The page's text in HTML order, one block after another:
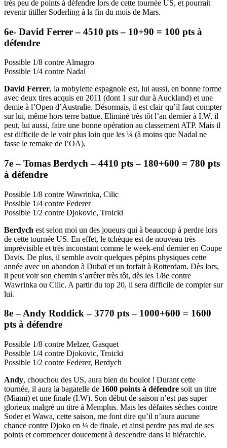
très peu de points à défendre lors de cette tournée US, et pourrait
revenir titiller Soderling à la fin du mois de Mars.
6e- David Ferrer – 4510 pts – 10+90 = 100 pts à
défendre
Possible 1/8 contre Almagro
Possible 1/4 contre Nadal
David Ferrer, la mobylette espagnole est, lui aussi, en bonne forme
avec deux tires acquis en 2011 (dont 1 sur dur à Auckland) et une
demie à l’Open d’Australie. Désormais, il est clair qu’il faut compter
sur lui, même hors terre battue. Eliminé très tôt l’an dernier à I.W, il
peut, lui aussi, faire une bonne opération au classement ATP. Mais il
est difficile de le voir plus loin que les ¼ (à moins que Nadal ne
fasse le remake de l’OA).
7e – Tomas Berdych – 4410 pts – 180+600 = 780 pts
à défendre
Possible 1/8 contre Wawrinka, Cilic
Possible 1/4 contre Federer
Possible 1/2 contre Djokovic, Troicki
Berdych est selon moi un des joueurs qui à beaucoup à perdre lors
de cette tournée US. En effet, le tchèque est de nouveau très
imprévisible et très inconstant comme le week-end dernier en Coupe
Davis. De plus, il semble avoir quelques pépins physiques cette
année avec un abandon à Dubaï et un forfait à Rotterdam. Dès lors,
il peut voir son chemin s’arrêter très tôt, dès les 1/8e contre
Wawrinka ou Cilic. A partir du top 20, il sera difficile de compter sur
lui.
8e – Andy Roddick – 3770 pts – 1000+600 = 1600
pts à défendre
Possible 1/8 contre Melzer, Gasquet
Possible 1/4 contre Djokovic, Troicki
Possible 1/2 contre Federer, Berdych
Andy, chouchou des US, aura bien du boulot ! Durant cette
tournée, il aura la bagatelle de 1600 points à défendre soit un titre
(Miami) et une finale (I.W). Son début de saison n’est pas super
glorieux malgré un titre à Memphis. Mais les défaites sèches contre
Soder et Wawa, cette saison, me font dire qu’il n’aura aucune
chance contre Djoko en ¼ de finale, et ainsi perdre pas mal de ses
points et commencer doucement à descendre dans la hiérarchie.